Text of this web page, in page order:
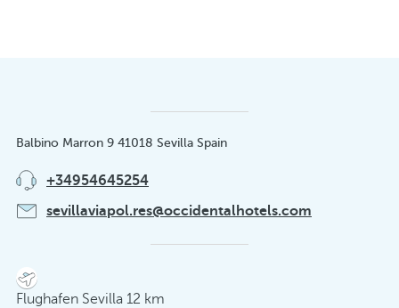
Balbino Marron 9 41018 Sevilla Spain
+34954645254
sevillaviapol.res@occidentalhotels.com
Flughafen Sevilla 12 km